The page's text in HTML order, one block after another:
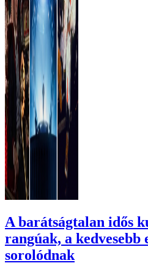
A barátságtalan idős
rangúak, a kedvesebb
sorolódnak